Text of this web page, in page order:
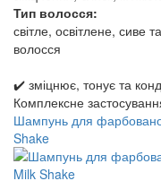
Тип волосся:
світле, освітлене, сиве
волосся
✔️ зміцнює, тонує та
Комплексне
Шампунь для
Shake